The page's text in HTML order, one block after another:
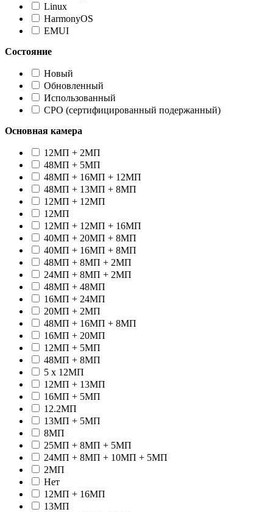
Linux
HarmonyOS
EMUI
Состояние
Новый
Oбновленный
Использованный
CPO (сертифицированный подержанный)
Основная камера
12МП + 2МП
48МП + 5МП
48МП + 16МП + 12МП
48МП + 13МП + 8МП
12МП + 12МП
12МП
12МП + 12МП + 16МП
40МП + 20МП + 8МП
40МП + 16МП + 8МП
48МП + 8МП + 2МП
24МП + 8МП + 2МП
48МП + 48МП
16МП + 24МП
20МП + 2МП
48МП + 16МП + 8МП
16МП + 20МП
12МП + 5МП
48МП + 8МП
5 x 12МП
12МП + 13МП
16МП + 5МП
12.2МП
13МП + 5МП
8МП
25МП + 8МП + 5МП
24МП + 8МП + 10МП + 5МП
2МП
Hет
12МП + 16МП
13МП